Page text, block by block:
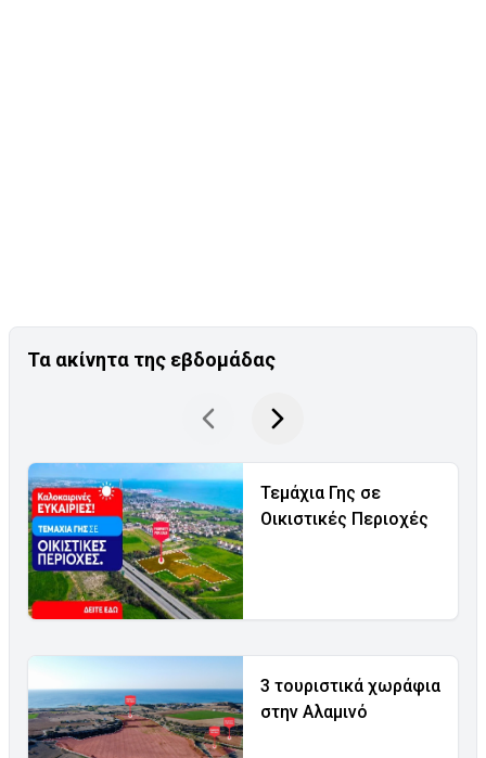
Τα ακίνητα της εβδομάδας
Τεμάχια Γης σε
Οικιστικές Περιοχές
3 τουριστικά χωράφια
στην Αλαμινό